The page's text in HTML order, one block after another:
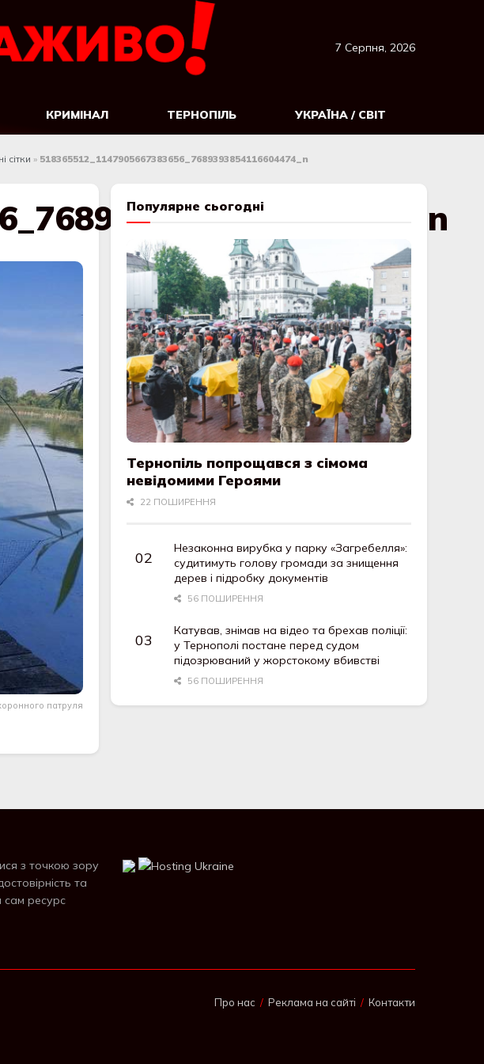
7 Серпня, 2026
КРИМІНАЛ ТЕРНОПІЛЬ УКРАЇНА / СВІТ
сітки » 518365512_1147905667383656_7689393854116604474_n
патруля
Популярне сьогодні
Тернопіль попрощався з сімома
невідомими Героями
22 ПОШИРЕННЯ
Незаконна вирубка у парку «Загребелля»:
судитимуть голову громади за знищення
дерев і підробку документів
56 ПОШИРЕННЯ
Катував, знімав на відео та брехав поліції:
у Тернополі постане перед судом
підозрюваний у жорстокому вбивстві
56 ПОШИРЕННЯ
з точкою зору
та
сам ресурс
Про нас Реклама на сайті Контакти